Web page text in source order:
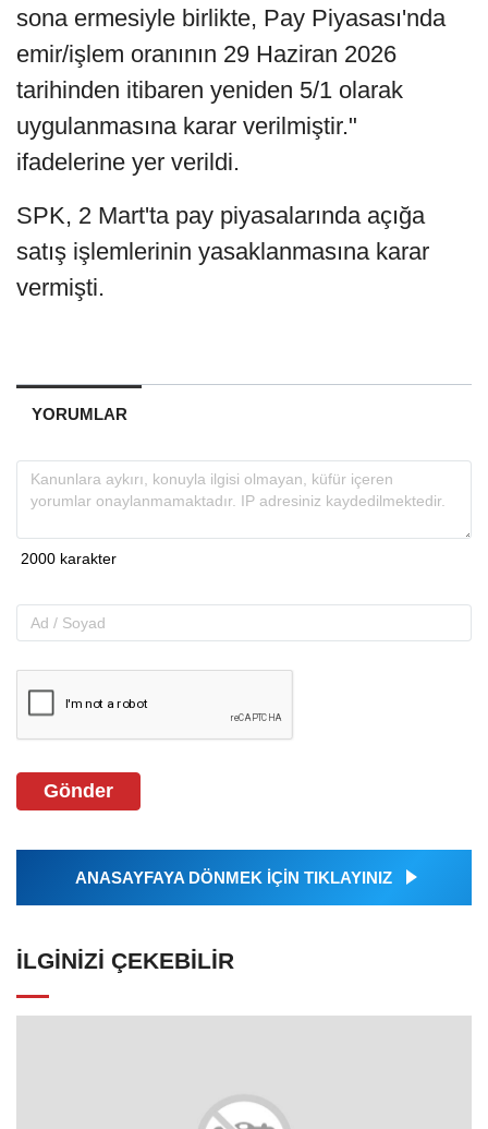
sona ermesiyle birlikte, Pay Piyasası'nda
emir/işlem oranının 29 Haziran 2026
tarihinden itibaren yeniden 5/1 olarak
uygulanmasına karar verilmiştir."
ifadelerine yer verildi.
SPK, 2 Mart'ta pay piyasalarında açığa
satış işlemlerinin yasaklanmasına karar
vermişti.
YORUMLAR
Gönder
ANASAYFAYA DÖNMEK İÇİN TIKLAYINIZ
İLGINIZI ÇEKEBILIR